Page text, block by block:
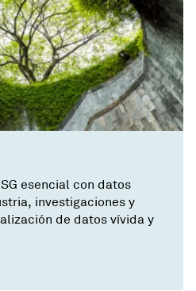
esencial con datos
investigaciones y
de datos vívida y